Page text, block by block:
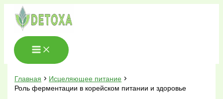
Перейти
содержимому
Главная
Исцеляющее питание
Роль ферментации в корейском питании и здоровье